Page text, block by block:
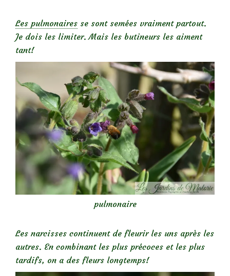
Les pulmonaires se sont semées vraiment partout.
Je dois les limiter. Mais les butineurs les aiment
tant!
pulmonaire
Les narcisses continuent de fleurir les uns après les
autres. En combinant les plus précoces et les plus
tardifs, on a des fleurs longtemps!